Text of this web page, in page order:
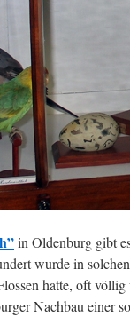
in Oldenburg gibt
wurde in
hatte, oft
Nachbau einer